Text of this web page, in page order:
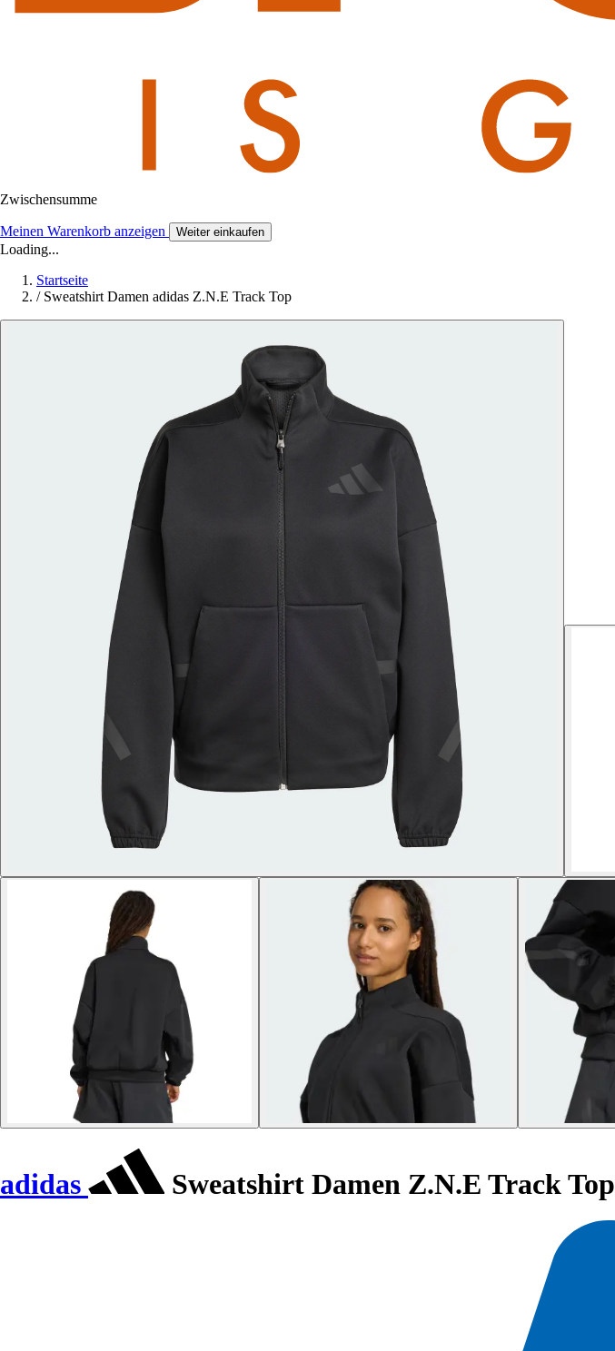
Zwischensumme
Meinen Warenkorb anzeigen Weiter einkaufen
Loading...
Startseite
/ Sweatshirt Damen adidas Z.N.E Track Top
adidas Sweatshirt Damen Z.N.E Track Top